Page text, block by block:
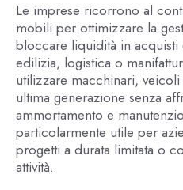
Le imprese ricorrono al
mobili per ottimizzare la
bloccare liquidità in
edilizia, logistica o
utilizzare macchinari,
ultima generazione senza
ammortamento e
particolarmente utile per
progetti a durata limitata o
attività.